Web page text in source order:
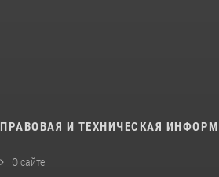
ПРАВОВАЯ И ТЕХНИЧЕСКАЯ
О сайте